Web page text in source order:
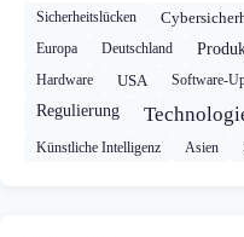
Sicherheitslücken
Europa Deutschland
Hardware
USA Software-
Regulierung
Künstliche Intelligenz Asien